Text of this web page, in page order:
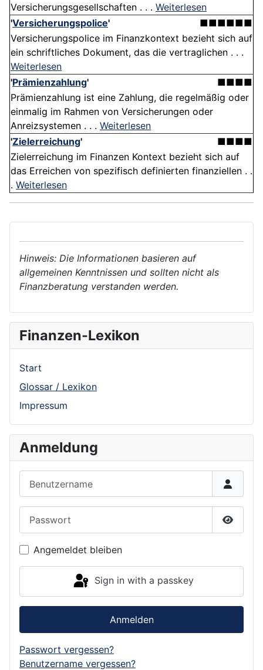
Versicherungsgesellschaften . . . Weiterlesen
'Versicherungspolice'
■■■■■■
Versicherungspolice im Finanzkontext bezieht sich auf
ein schriftliches Dokument, das die vertraglichen . . .
Weiterlesen
'Prämienzahlung'
■■■■
Prämienzahlung ist eine Zahlung, die regelmäßig oder
einmalig im Rahmen von Versicherungen oder
Anreizsystemen . . . Weiterlesen
'Zielerreichung'
■■■■
Zielerreichung im Finanzen Kontext bezieht sich auf
das Erreichen von spezifisch definierten finanziellen . .
. Weiterlesen
Hinweis: Die Informationen basieren auf
allgemeinen Kenntnissen und sollten nicht als
Finanzberatung verstanden werden.
Finanzen-Lexikon
Start
Glossar / Lexikon
Impressum
Anmeldung
Show
Angemeldet bleiben
Sign in with a passkey
Anmelden
Passwort vergessen?
Benutzername vergessen?